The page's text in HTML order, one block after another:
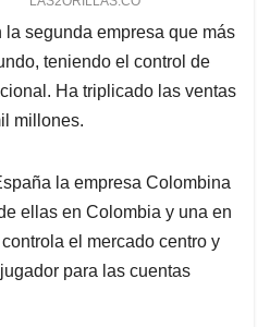
segunda empresa que más
teniendo el control de
Ha triplicado las ventas
millones.
la empresa Colombina
ellas en Colombia y una en
el mercado centro y
para las cuentas